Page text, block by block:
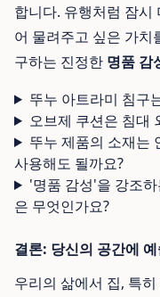
합니다. 유행처럼 잠시
어 물려주고 싶은 가치
구하는 진정한 명품 감
뚜누 아트라미 침구
오브제 쿠션은 침대
뚜누 제품의 소재는
사용해도 될까요?
'명품 감성'을 강조
은 무엇인가요?
결론: 당신의 공간에
우리의 삶에서 집, 특